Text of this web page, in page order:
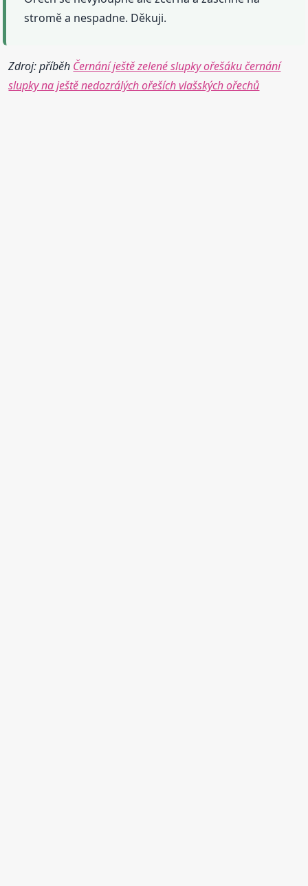
stromě a nespadne. Děkuji.
Zdroj: příběh Černání ještě zelené slupky ořešáku černání
slupky na ještě nedozrálých ořeších vlašských ořechů